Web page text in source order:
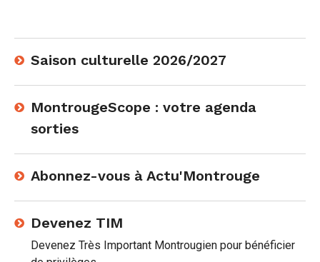
page
Facebook
page
Twitter
e-
Saison culturelle 2026/2027
MontrougeScope : votre agenda
sorties
Abonnez-vous à Actu'Montrouge
Devenez TIM
Devenez Très Important Montrougien pour bénéficier